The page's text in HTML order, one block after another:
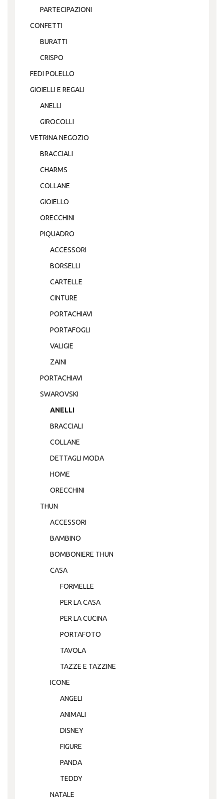
PARTECIPAZIONI
CONFETTI
BURATTI
CRISPO
FEDI POLELLO
GIOIELLI E REGALI
ANELLI
GIROCOLLI
VETRINA NEGOZIO
BRACCIALI
CHARMS
COLLANE
GIOIELLO
ORECCHINI
PIQUADRO
ACCESSORI
BORSELLI
CARTELLE
CINTURE
PORTACHIAVI
PORTAFOGLI
VALIGIE
ZAINI
PORTACHIAVI
SWAROVSKI
ANELLI
BRACCIALI
COLLANE
DETTAGLI MODA
HOME
ORECCHINI
THUN
ACCESSORI
BAMBINO
BOMBONIERE THUN
CASA
FORMELLE
PER LA CASA
PER LA CUCINA
PORTAFOTO
TAVOLA
TAZZE E TAZZINE
ICONE
ANGELI
ANIMALI
DISNEY
FIGURE
PANDA
TEDDY
NATALE